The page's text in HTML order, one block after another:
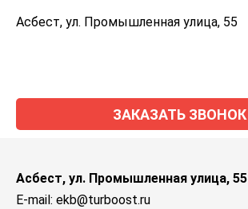
Асбест, ул. Промышленная улица, 55
ЗАКАЗАТЬ ЗВОНОК
Асбест, ул. Промышленная улица, 55
E-mail: ekb@turboost.ru